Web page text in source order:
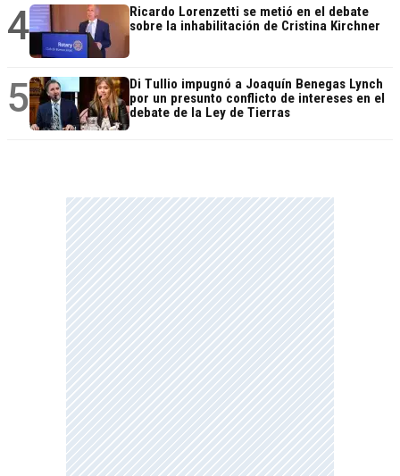
4
Ricardo Lorenzetti se metió en el debate
sobre la inhabilitación de Cristina Kirchner
5
Di Tullio impugnó a Joaquín Benegas Lynch
por un presunto conflicto de intereses en el
debate de la Ley de Tierras